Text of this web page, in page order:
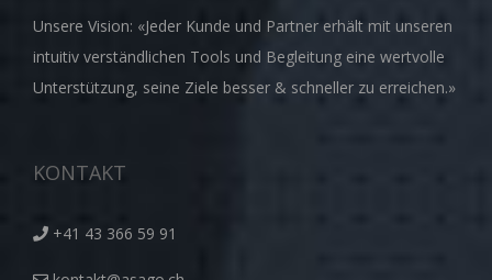
Unsere Vision: «Jeder Kunde und Partner erhält mit unseren
intuitiv verständlichen Tools und Begleitung eine wertvolle
Unterstützung, seine Ziele besser & schneller zu erreichen.»
KONTAKT
+41 43 366 59 91